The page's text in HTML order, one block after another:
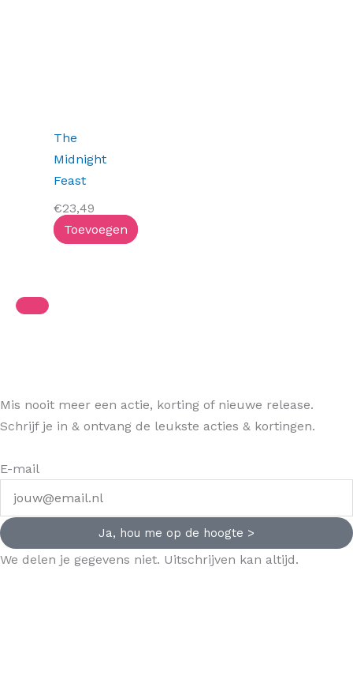
The
Midnight
Feast
€23,49
Toevoegen
Mis nooit meer een actie, korting of nieuwe release.
Schrijf je in & ontvang de leukste acties & kortingen.
E-mail
Ja, hou me op de hoogte >
We delen je gegevens niet. Uitschrijven kan altijd.